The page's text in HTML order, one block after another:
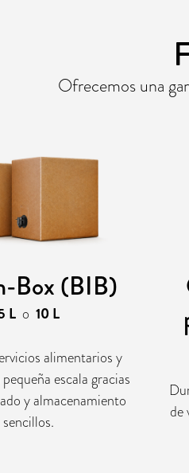
Ofrecemos una
Box (BIB)
Lo 10 L
alimentarios y
escala gracias
y almacenamiento
sencillos.
de